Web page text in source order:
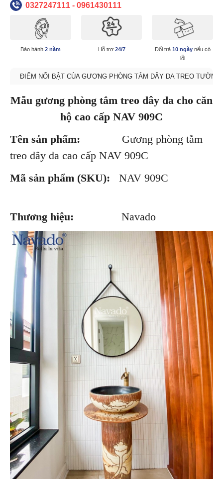
0327247111 - 0961430111
Bảo hành 2 năm Hỗ trợ 24/7 Đổi trả 10 ngàynếu có
lỗi
ĐIỂM NỔI BẬT CỦA GƯƠNG PHÒNG TẮM DÂY DA TREO TƯỜNG
Mẫu gương phòng tắm treo dây da cho căn
hộ cao cấp NAV 909C
Tên sản phẩm: Gương phòng tắm
treo dây da cao cấp NAV 909C
Mã sản phẩm (SKU):
NAV 909C
Thương hiệu: Navado